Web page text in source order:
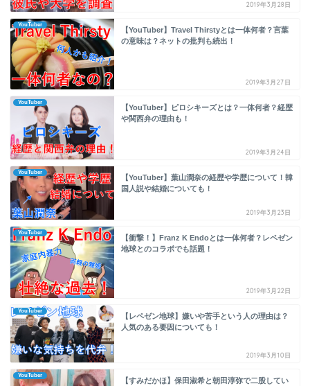
2019年3月28日
YouTuber
【YouTuber】Travel Thirstyとは一体何者？言葉
の意味は？ネットの批判も続出！
2019年3月27日
YouTuber
【YouTuber】ピロシキーズとは？一体何者？経歴
や関西弁の理由も！
2019年3月24日
YouTuber
【YouTuber】葉山潤奈の経歴や学歴について！韓
国人説や結婚についても！
2019年3月23日
YouTuber
【衝撃！】Franz K Endoとは一体何者？レペゼン
地球とのコラボでも話題！
2019年3月22日
YouTuber
【レペゼン地球】嫌いや苦手という人の理由は？
人気のある要因についても！
2019年3月10日
YouTuber
【すみだかほ】保田淑希と朝田淳弥で二股してい